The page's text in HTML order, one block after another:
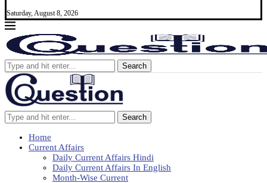
Saturday, August 8, 2026
Search
Search
Home
Current Affairs
Daily Current Affairs Hindi
Daily Current Affairs In English
Month-Wise Current